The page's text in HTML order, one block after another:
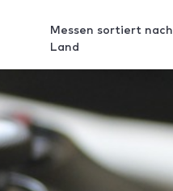
Messen sortiert nach
Land